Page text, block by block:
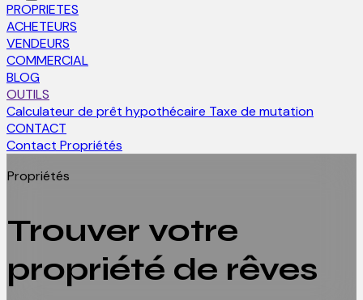
PROPRIETES
ACHETEURS
VENDEURS
COMMERCIAL
BLOG
OUTILS
Calculateur de prêt hypothécaire Taxe de mutation
CONTACT
Contact Propriétés
Propriétés
Trouver votre
propriété de rêves